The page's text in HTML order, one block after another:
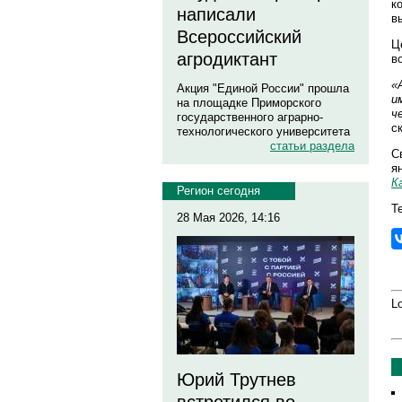
написали
Всероссийский
агродиктант
Акция "Единой России" прошла
на площадке Приморского
государственного аграрно-
технологического университета
статьи раздела
Регион сегодня
28 Мая 2026, 14:16
Юрий Трутнев